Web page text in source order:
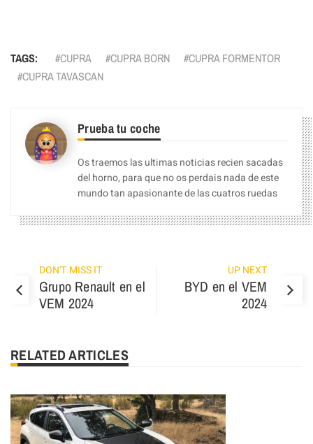
TAGS: CUPRA CUPRA BORN
CUPRA FORMENTOR
CUPRA TAVASCAN
Prueba tu coche
Os traemos las ultimas noticias recien sacadas
del horno, para que no os perdais nada de este
mundo tan apasionante de las cuatros ruedas
DON'T MISS IT
Grupo Renault en el
VEM 2024
UP NEXT
BYD en el VEM
2024
RELATED ARTICLES